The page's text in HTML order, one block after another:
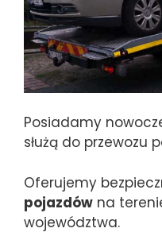
Posiadamy
służą do przewozu
Oferujemy
pojazdów na
województwa.